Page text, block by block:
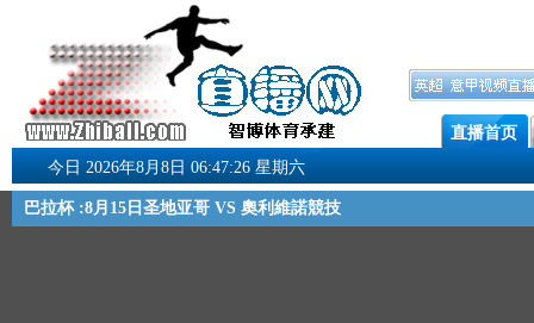
直播首页
今日 2026年8月8日 06:47:26 星期六
巴拉杯 :8月15日圣地亚哥 VS 奧利維諾競技